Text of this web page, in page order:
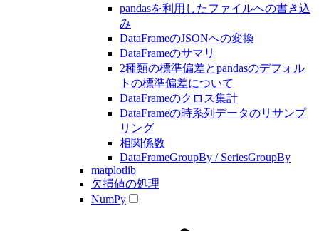
pandasを利用したファイルへの書き込
み
DataFrameのJSONへの変換
DataFrameのサマリ
2種類の標準偏差とpandasのデフォル
トの標準偏差について
DataFrameのクロス集計
DataFrameの時系列データのリサンプ
リング
相関係数
DataFrameGroupBy / SeriesGroupBy
matplotlib
欠損値の処理
NumPy